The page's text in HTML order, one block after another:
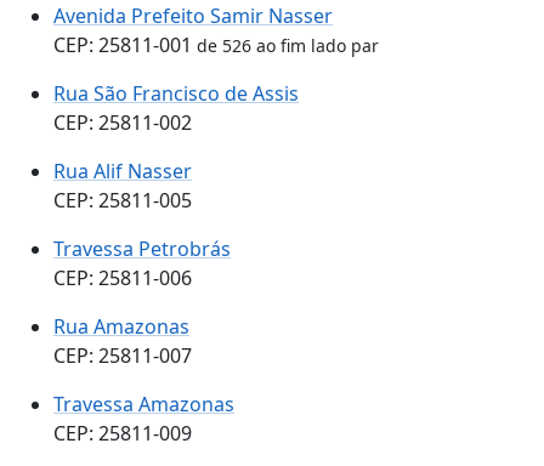
Avenida Prefeito Samir Nasser
CEP: 25811-001 de 526 ao fim lado par
Rua São Francisco de Assis
CEP: 25811-002
Rua Alif Nasser
CEP: 25811-005
Travessa Petrobrás
CEP: 25811-006
Rua Amazonas
CEP: 25811-007
Travessa Amazonas
CEP: 25811-009